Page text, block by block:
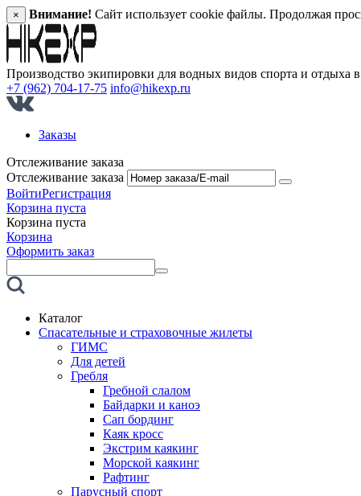
× Внимание! Сайт использует cookie файлы. Продолжая
Производство экипировки для водных видов спорта и отдыха
+7 (962) 704-17-75 info@hikexp.ru
Заказы
Отслеживание заказа
Отслеживание заказа
ВойтиРегистрация
Корзина пуста
Корзина пуста
Корзина
Оформить заказ
Каталог
Спасательные и страховочные жилеты
ГИМС
Для детей
Гребля
Гребной слалом
Байдарки и каноэ
Сап бординг
Каяк кросс
Экстрим каякинг
Морской каякинг
Рафтинг
Парусный спорт